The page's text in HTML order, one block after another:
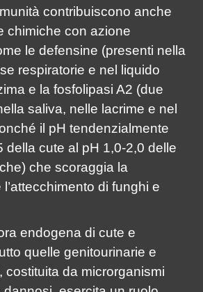
contribuiscono anche
chimiche con azione
le defensine (presenti nella
respiratorie e nel liquido
e la fosfolipasi A2 (due
saliva, nelle lacrime e nel
il pH tendenzialmente
della cute al pH 1,0-2,0 delle
che scoraggia la
di funghi e
endogena di cute e
quelle genitourinarie e
costituita da microrganismi